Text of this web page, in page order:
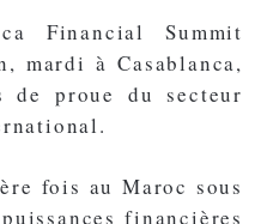
Financial Summit
mardi à Casablanca,
de proue du secteur
fois au Maroc sous
financières